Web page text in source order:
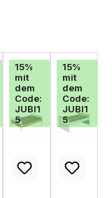
15%
mit
dem
Code:
JUBI1
5
15%
mit
dem
Code:
JUBI1
5